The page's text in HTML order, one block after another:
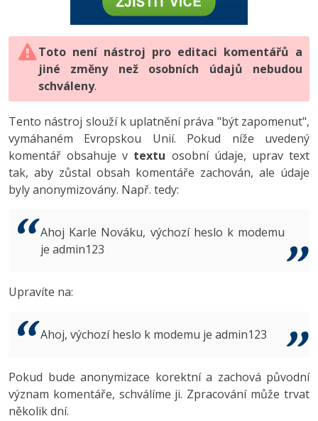
HTML5, CSS3, Bootstrap, SEO
SQL a databáze
Testování a verzování
UML a návrhové vzory
React
Spring
ASP.NET MVC
Best practices
PHP
JavaScript
Python
HTML / CSS
UML a návrhové vzory
MySQL/MariaDB
MS-SQL
Vývojář mobilních aplikací
C# Game developer
Tester
Systémový administrátor
3D grafik
Copywriter
WordPress specialista
-80%
JavaScript -80%
PHP -80%
Swift -80%
Kotlin -80%
VB.NET
Algoritmy -41%
Umělá inteligence (AI) -10%
Digitální gramotnost
Marketing
WordPress
SEO
UX
Business
Copywriting
Windows
Photoshop -80%
Adobe Illustrator -80%
Adobe Lightroom
Adobe XD
Adobe InDesign -25%
Adobe After Effects
Inkscape
Fórum
Toto není nástroj pro editaci komentářů a
jiné změny než osobních údajů nebudou
schváleny.
Tento nástroj slouží k uplatnění práva "být zapomenut",
vymáhaném Evropskou Unií. Pokud níže uvedený
komentář obsahuje v textu osobní údaje, uprav text
tak, aby zůstal obsah komentáře zachován, ale údaje
byly anonymizovány. Např. tedy:
Ahoj Karle Nováku, výchozí heslo k modemu
je admin123
Upravíte na:
Ahoj, výchozí heslo k modemu je admin123
Pokud bude anonymizace korektní a zachová původní
význam komentáře, schválíme ji. Zpracování může trvat
několik dní.